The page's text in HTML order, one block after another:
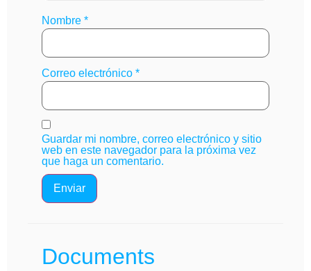
Nombre *
Correo electrónico *
Guardar mi nombre, correo electrónico y sitio
web en este navegador para la próxima vez
que haga un comentario.
Documents